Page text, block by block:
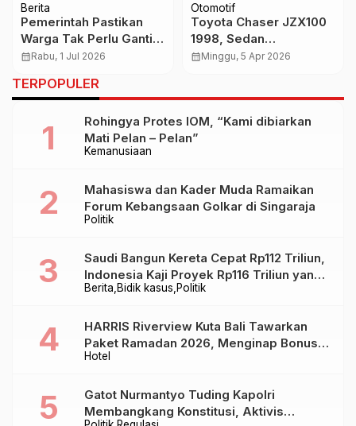
Berita
Pemerintah Pastikan
Warga Tak Perlu Ganti
Kompor Saat Beralih ke
Hemat hingga 30
Persen
calendar_monthRabu, 1 Jul 2026
Otomotif
Toyota Chaser JZX100
1998, Sedan
Legendaris JDM yang
calendar_monthMinggu, 5 Apr 2026
TERPOPULER
Kemanusiaan
Rohingya Protes IOM, “Kami dibiarkan
Mati Pelan – Pelan”
Politik
Mahasiswa dan Kader Muda Ramaikan
Forum Kebangsaan Golkar di Singaraja
Berita Bidik kasus Politik
Saudi Bangun Kereta Cepat Rp112 Triliun,
Indonesia Kaji Proyek Rp116 Triliun yang
Baru Sampai Bandung
Hotel
HARRIS Riverview Kuta Bali Tawarkan
Paket Ramadan 2026, Menginap Bonus
Takjil hingga Bukber Mulai Rp88.888
Gatot Nurmantyo Tuding Kapolri
Membangkang Konstitusi, Aktivis